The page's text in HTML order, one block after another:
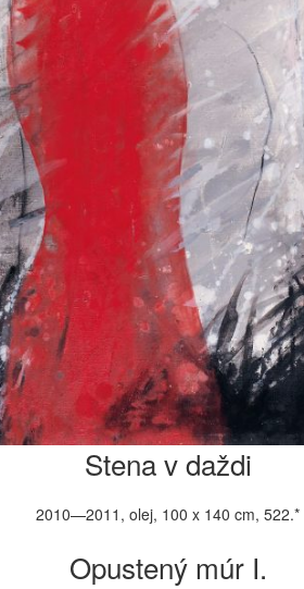
Stena v daždi
2010—2011, olej, 100 x 140 cm, 522.*
Opustený múr I.